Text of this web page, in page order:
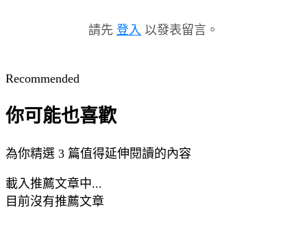
請先 登入 以發表留言。
Recommended
你可能也喜歡
為你精選 3 篇值得延伸閱讀的內容
載入推薦文章中...
目前沒有推薦文章